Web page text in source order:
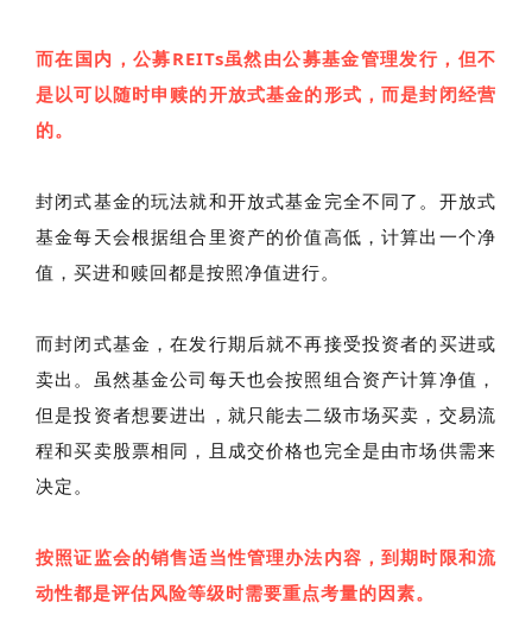
而在国内，公募REITs虽然由公募基金管理发行，但不
是以可以随时申赎的开放式基金的形式，而是封闭经营
的。
封闭式基金的玩法就和开放式基金完全不同了。开放式
基金每天会根据组合里资产的价值高低，计算出一个净
值，买进和赎回都是按照净值进行。
而封闭式基金，在发行期后就不再接受投资者的买进或
卖出。虽然基金公司每天也会按照组合资产计算净值，
但是投资者想要进出，就只能去二级市场买卖，交易流
程和买卖股票相同，且成交价格也完全是由市场供需来
决定。
按照证监会的销售适当性管理办法内容，到期时限和流
动性都是评估风险等级时需要重点考量的因素。